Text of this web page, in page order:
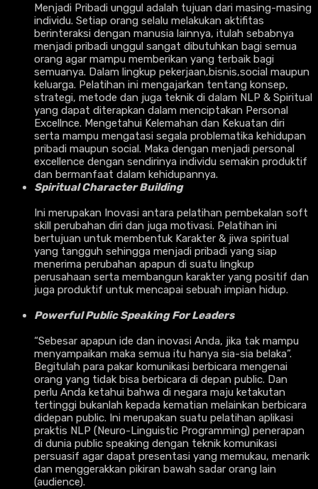
Menjadi Pribadi unggul adalah tujuan dari masing-masing
individu. Setiap orang selalu melakukan aktifitas
berinteraksi dengan manusia lainnya, itulah sebabnya
menjadi pribadi unggul sangat dibutuhkan bagi semua
orang agar mampu memberikan yang terbaik bagi
semuanya. Dalam lingkup pekerjaan,bisnis,social maupun
keluarga. Pelatihan ini mengajarkan tentang konsep,
strategi, metode dan juga teknik di dalam NLP & Spiritual
yang dapat diterapkan dalam menciptakan Personal
Excellnce. Mengetahui Kelemahan dan Kekuatan diri
serta mampu mengatasi segala problematika kehidupan
pribadi maupun social. Maka dengan menjadi personal
excellence dengan sendirinya individu semakin produktif
dan bermanfaat dalam kehidupannya.
Spiritual Character Building
Ini merupakan Inovasi antara pelatihan pembekalan soft
skill perubahan diri dan juga motivasi. Pelatihan ini
bertujuan untuk membentuk Karakter & jiwa spiritual
yang tangguh sehingga menjadi pribadi yang siap
menerima perubahan apapun di suatu lingkup
perusahaan serta membangun karakter yang positif dan
juga produktif untuk mencapai sebuah impian hidup.
Powerful Public Speaking For Leaders
“Sebesar apapun ide dan inovasi Anda, jika tak mampu
menyampaikan maka semua itu hanya sia-sia belaka”.
Begitulah para pakar komunikasi berbicara mengenai
orang yang tidak bisa berbicara di depan public. Dan
perlu Anda ketahui bahwa di negara maju ketakutan
tertinggi bukanlah kepada kematian melainkan berbicara
didepan public. Ini merupakan suatu pelatihan aplikasi
praktis NLP (Neuro-Linguistic Programming) penerapan
di dunia public speaking dengan teknik komunikasi
persuasif agar dapat presentasi yang memukau, menarik
dan menggerakkan pikiran bawah sadar orang lain
(audience).